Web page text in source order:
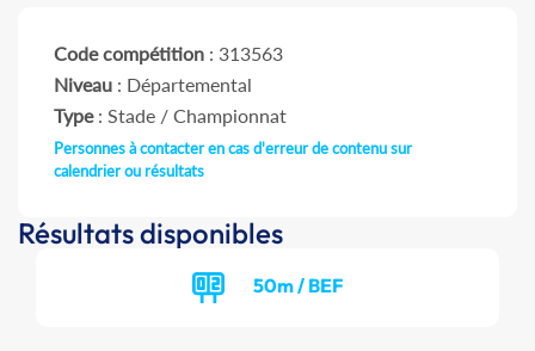
Code compétition : 313563
Niveau : Départemental
Type: Stade / Championnat
Personnes à contacter en cas d'erreur de contenu sur
calendrier ou résultats
Résultats disponibles
50m / BEF